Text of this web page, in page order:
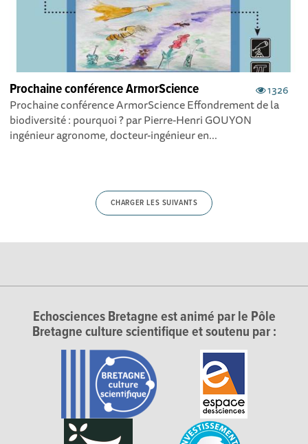
1326
Prochaine conférence ArmorScience
Prochaine conférence ArmorScience Effondrement de la
biodiversité : pourquoi ? par Pierre-Henri GOUYON
ingénieur agronome, docteur-ingénieur en...
CHARGER LES SUIVANTS
Echosciences Bretagne est animé par le Pôle
Bretagne culture scientifique et soutenu par :